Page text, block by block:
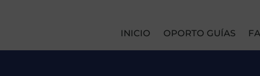
INICIO
OPORTO GUÍAS